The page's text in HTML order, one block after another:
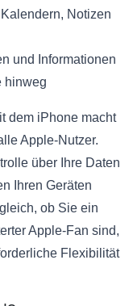
Notizen
und Informationen
hinweg
dem iPhone macht
Apple-Nutzer.
über Ihre Daten
Ihren Geräten
ob Sie ein
Apple-Fan sind,
Flexibilität